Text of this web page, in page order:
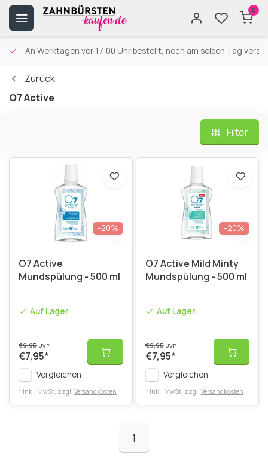
0
An Werktagen vor 17:00 Uhr bestellt, noch am selben Tag
Zurück
O7 Active
Filter
-20%
O7 Active
Mundspülung - 500 ml
Auf Lager
€9,95UVP
€7,95*
Vergleichen
* Inkl. MwSt. zzgl. Versandkosten
-20%
O7 Active Mild Minty
Mundspülung - 500 ml
Auf Lager
€9,95UVP
€7,95*
Vergleichen
* Inkl. MwSt. zzgl. Versandkosten
1